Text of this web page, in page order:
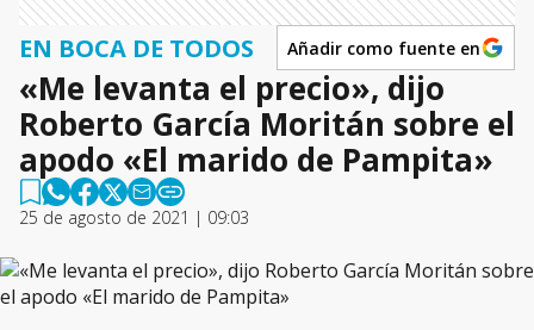
EN BOCA DE TODOS Añadir como fuente en
«Me levanta el precio», dijo
Roberto García Moritán sobre el
apodo «El marido de Pampita»
25 de agosto de 2021 | 09:03